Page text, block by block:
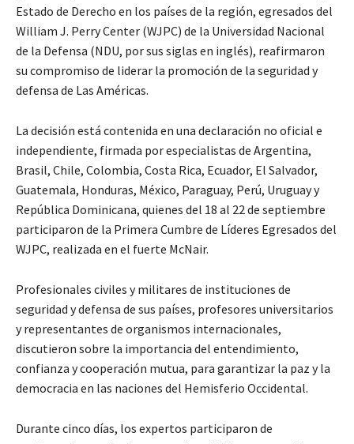
Estado de Derecho en los países de la región, egresados del
William J. Perry Center (WJPC) de la Universidad Nacional
de la Defensa (NDU, por sus siglas en inglés), reafirmaron
su compromiso de liderar la promoción de la seguridad y
defensa de Las Américas.
La decisión está contenida en una declaración no oficial e
independiente, firmada por especialistas de Argentina,
Brasil, Chile, Colombia, Costa Rica, Ecuador, El Salvador,
Guatemala, Honduras, México, Paraguay, Perú, Uruguay y
República Dominicana, quienes del 18 al 22 de septiembre
participaron de la Primera Cumbre de Líderes Egresados del
WJPC, realizada en el fuerte McNair.
Profesionales civiles y militares de instituciones de
seguridad y defensa de sus países, profesores universitarios
y representantes de organismos internacionales,
discutieron sobre la importancia del entendimiento,
confianza y cooperación mutua, para garantizar la paz y la
democracia en las naciones del Hemisferio Occidental.
Durante cinco días, los expertos participaron de